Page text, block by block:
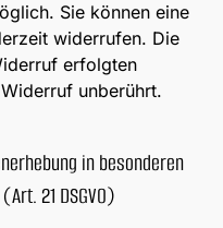
Sie können eine
widerrufen. Die
erfolgten
unberührt.
in besonderen
21 DSGVO)